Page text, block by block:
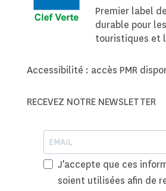
Premier label
durable pour
touristiques et
Accessibilité : accès PMR
RECEVEZ NOTRE NEWSLETTER
J'accepte que ces
soient utilisées afin de